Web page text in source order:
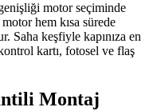
genişliği motor seçiminde
hem kısa sürede
Saha keşfiyle kapınıza en
kartı, fotosel ve flaş
Montaj